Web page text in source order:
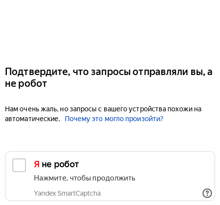
Подтвердите, что запросы отправляли вы, а
не робот
Нам очень жаль, но запросы с вашего устройства похожи на
автоматические.
Почему это могло произойти?
Я не робот
Нажмите, чтобы продолжить
Yandex SmartCaptcha